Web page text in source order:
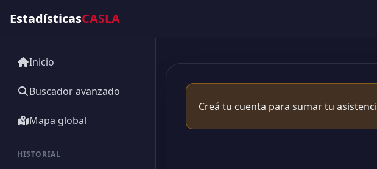
EstadísticasCASLA
Inicio
Buscador avanzado
Mapa global
HISTORIAL
Creá tu cuenta para sumar tu